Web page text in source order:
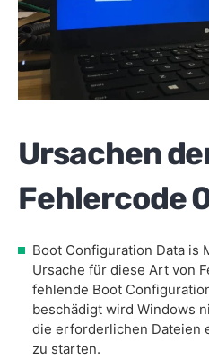
Ursachen
Fehlercode
Boot Configuration Data is
Ursache für diese Art von
fehlende Boot
beschädigt wird Windows
die erforderlichen Dateien
zu starten.